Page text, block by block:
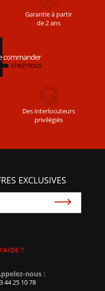
Garantie à partir
de 2 ans
Des interlocuteurs
privilégiés
EXCLUSIVES
Souscrire
?
nous :
44 25 10 78